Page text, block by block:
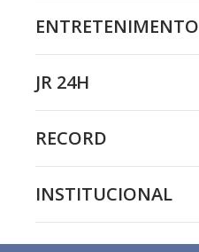
ENTRETENIMENTO
JR 24H
RECORD
INSTITUCIONAL